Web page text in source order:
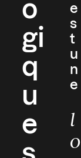
o
gi
q
u
e
e
s
t
u
n
e
l
o